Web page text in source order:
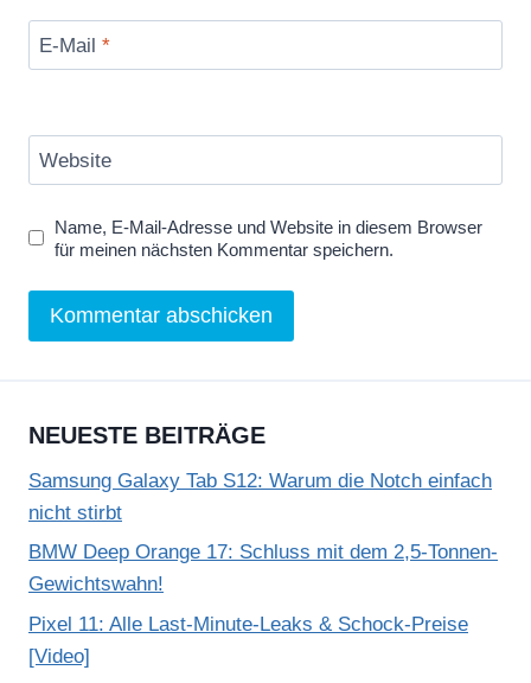
E-Mail *
Website
Name, E-Mail-Adresse und Website in diesem Browser
für meinen nächsten Kommentar speichern.
NEUESTE BEITRÄGE
Samsung Galaxy Tab S12: Warum die Notch einfach
nicht stirbt
BMW Deep Orange 17: Schluss mit dem 2,5-Tonnen-
Gewichtswahn!
Pixel 11: Alle Last-Minute-Leaks & Schock-Preise
[Video]